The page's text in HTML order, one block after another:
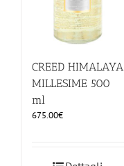
CREED HIMALAYA
MILLESIME 500
ml
675.00€